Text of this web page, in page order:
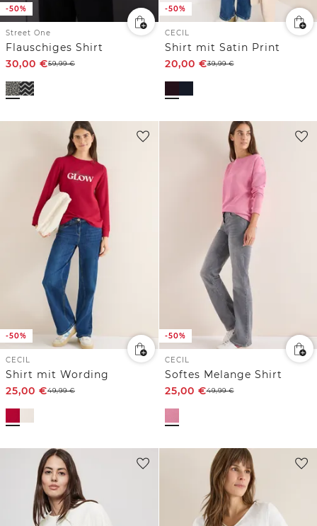
-50%
Street One
Flauschiges Shirt
30,00 €59,99€
-50%
CECIL
Shirt mit Satin Print
20,00 €39,99€
-50%
CECIL
Shirt mit Wording
25,00 €49,99€
-50%
CECIL
Softes Melange Shirt
25,00 €49,99€